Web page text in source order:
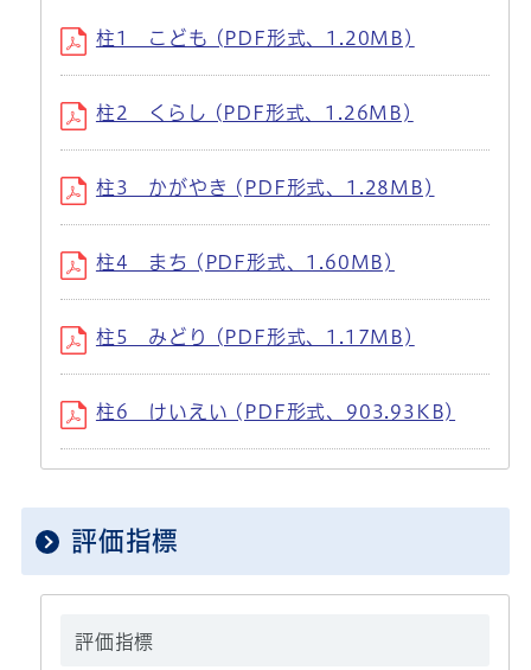
柱1 こども (PDF形式、1.20MB)
柱2 くらし (PDF形式、1.26MB)
柱3 かがやき (PDF形式、1.28MB)
柱4 まち (PDF形式、1.60MB)
柱5 みどり (PDF形式、1.17MB)
柱6 けいえい (PDF形式、903.93KB)
評価指標
評価指標